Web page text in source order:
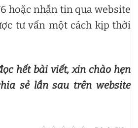
hoặc nhắn tin qua website
tư vấn một cách kịp thời
hết bài viết, xin chào hẹn
sẻ lần sau trên website